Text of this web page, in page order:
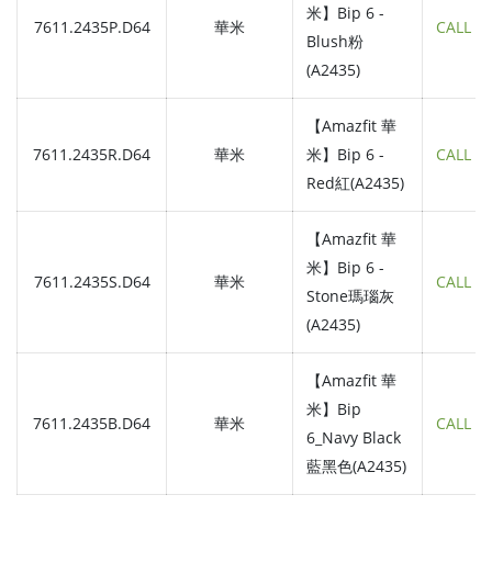
7611.2435P.D64 華米
米】Bip 6 -
Blush粉
(A2435)
CALL
7611.2435R.D64 華米
【Amazfit 華
米】Bip 6 -
Red紅(A2435)
CALL
7611.2435S.D64 華米
【Amazfit 華
米】Bip 6 -
Stone瑪瑙灰
(A2435)
CALL
7611.2435B.D64 華米
【Amazfit 華
米】Bip
6_Navy Black
藍黑色(A2435)
CALL